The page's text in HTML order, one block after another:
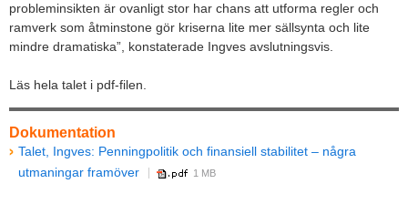
probleminsikten är ovanligt stor har chans att utforma regler och
ramverk som åtminstone gör kriserna lite mer sällsynta och lite
mindre dramatiska”, konstaterade Ingves avslutningsvis.
Läs hela talet i pdf-filen.
Dokumentation
Talet, Ingves: Penningpolitik och finansiell stabilitet – några
utmaningar framöver
1 MB